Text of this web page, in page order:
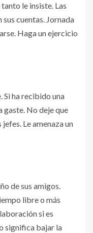
le insiste. Las
cuentas. Jornada
Haga un ejercicio
Si ha recibido una
gaste. No deje que
Le amenaza un
de sus amigos.
libre o más
si es
significa bajar la